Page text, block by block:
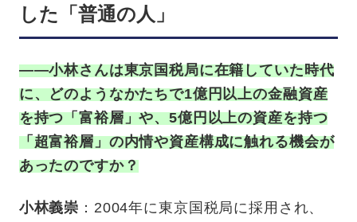
した「普通の人」
——小林さんは東京国税局に在籍していた時代
に、どのようなかたちで1億円以上の金融資産
を持つ「富裕層」や、5億円以上の資産を持つ
「超富裕層」の内情や資産構成に触れる機会が
あったのですか？
小林義崇 ：2004年に東京国税局に採用され、